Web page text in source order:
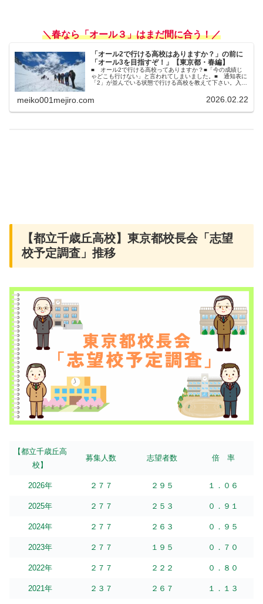
＼春なら「オール３」はまだ間に合う！／
「オール2で行ける高校はありますか？」の前に
「オール3を目指すぞ！」【東京都・春編】
■ オール2で行ける高校ってありますか？■「今の成績じ
ゃどこも行けない」と言われてしまいました。■ 通知表に
「2」が並んでいる状態で行ける高校を教えて下さい。入塾
meiko001mejiro.com 2026.02.22
【都立千歳丘高校】東京都校長会「志望
校予定調査」推移
【都立千歳丘高
校】
募集人数 志望者数 倍 率
2026年 ２７７ ２９５ １．０６
2025年 ２７７ ２５３ ０．９１
2024年 ２７７ ２６３ ０．９５
2023年 ２７７ １９５ ０．７０
2022年 ２７７ ２２２ ０．８０
2021年 ２３７ ２６７ １．１３